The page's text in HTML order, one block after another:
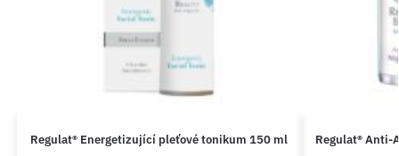
Regulat® Energetizující pleťové tonikum 150 ml Regulat® Anti-